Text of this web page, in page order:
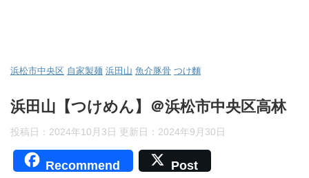
浜松市中央区 自家製麺 浜田山 魚介豚骨 つけ麵
浜田山【つけめん】＠浜松市中央区高林
投稿日：2024年10月3日 更新日： 2024年9月30日
Recommend Post